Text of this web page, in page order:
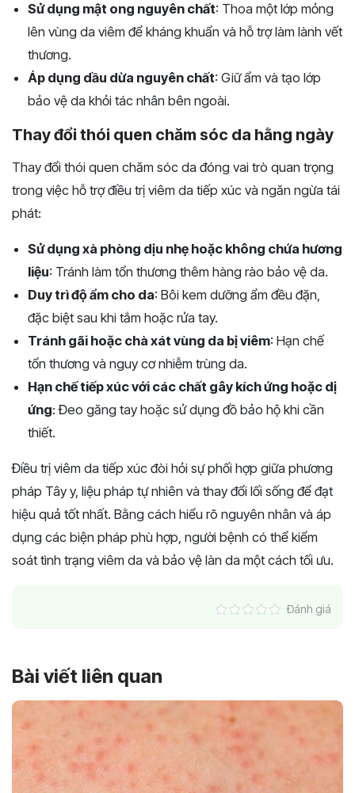
Sử dụng mật ong nguyên chất: Thoa một lớp mỏng
lên vùng da viêm để kháng khuẩn và hỗ trợ làm lành vết
thương.
Áp dụng dầu dừa nguyên chất: Giữ ẩm và tạo lớp
bảo vệ da khỏi tác nhân bên ngoài.
Thay đổi thói quen chăm sóc da hằng ngày
Thay đổi thói quen chăm sóc da đóng vai trò quan trọng
trong việc hỗ trợ điều trị viêm da tiếp xúc và ngăn ngừa tái
phát:
Sử dụng xà phòng dịu nhẹ hoặc không chứa hương
liệu: Tránh làm tổn thương thêm hàng rào bảo vệ da.
Duy trì độ ẩm cho da: Bôi kem dưỡng ẩm đều đặn,
đặc biệt sau khi tắm hoặc rửa tay.
Tránh gãi hoặc chà xát vùng da bị viêm: Hạn chế
tổn thương và nguy cơ nhiễm trùng da.
Hạn chế tiếp xúc với các chất gây kích ứng hoặc dị
ứng: Đeo găng tay hoặc sử dụng đồ bảo hộ khi cần
thiết.
Điều trị viêm da tiếp xúc đòi hỏi sự phối hợp giữa phương
pháp Tây y, liệu pháp tự nhiên và thay đổi lối sống để đạt
hiệu quả tốt nhất. Bằng cách hiểu rõ nguyên nhân và áp
dụng các biện pháp phù hợp, người bệnh có thể kiểm
soát tình trạng viêm da và bảo vệ làn da một cách tối ưu.
Đánh giá
Bài viết liên quan